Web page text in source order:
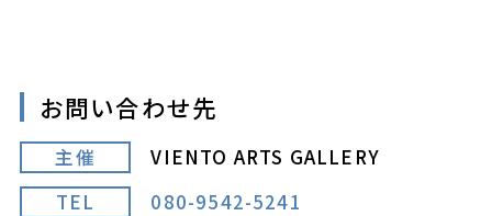
お問い合わせ先
主催
VIENTO ARTS GALLERY
TEL
080-9542-5241